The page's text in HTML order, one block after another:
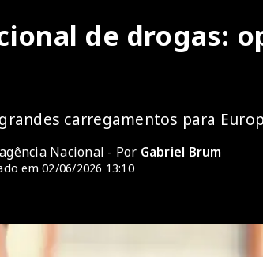
de drogas:
carregamentos para
Nacional - Por Gabriel Brum
em 02/06/2026 13:10